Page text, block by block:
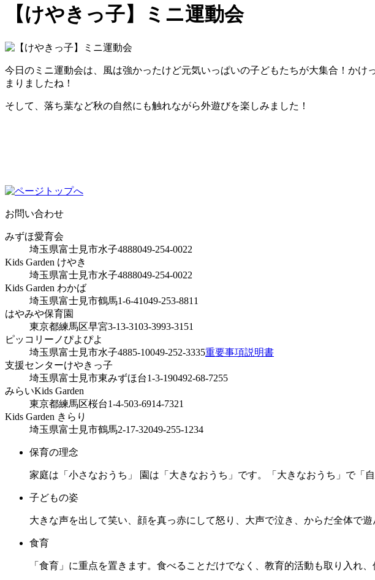
【けやきっ子】ミニ運動会
今日のミニ運動会は、風は強かったけど元気いっぱいの子どもたちが大集合！か
まりましたね！
そして、落ち葉など秋の自然にも触れながら外遊びを楽しみました！
お問い合わせ
みずほ愛育会
埼玉県富士見市水子4888049-254-0022
Kids Garden けやき
埼玉県富士見市水子4888049-254-0022
Kids Garden わかば
埼玉県富士見市鶴馬1-6-41049-253-8811
はやみや保育園
東京都練馬区早宮3-13-3103-3993-3151
ピッコリーノぴよぴよ
埼玉県富士見市水子4885-10049-252-3335重要事項説明書
支援センターけやきっ子
埼玉県富士見市東みずほ台1-3-190492-68-7255
みらいKids Garden
東京都練馬区桜台1-4-503-6914-7321
Kids Garden きらり
埼玉県富士見市鶴馬2-17-32049-255-1234
保育の理念
家庭は「小さなおうち」 園は「大きなおうち」です。「大きなおうち」で「
子どもの姿
大きな声を出して笑い、顔を真っ赤にして怒り、大声で泣き、からだ全体で
食育
「食育」に重点を置きます。食べることだけでなく、教育的活動も取り入れ